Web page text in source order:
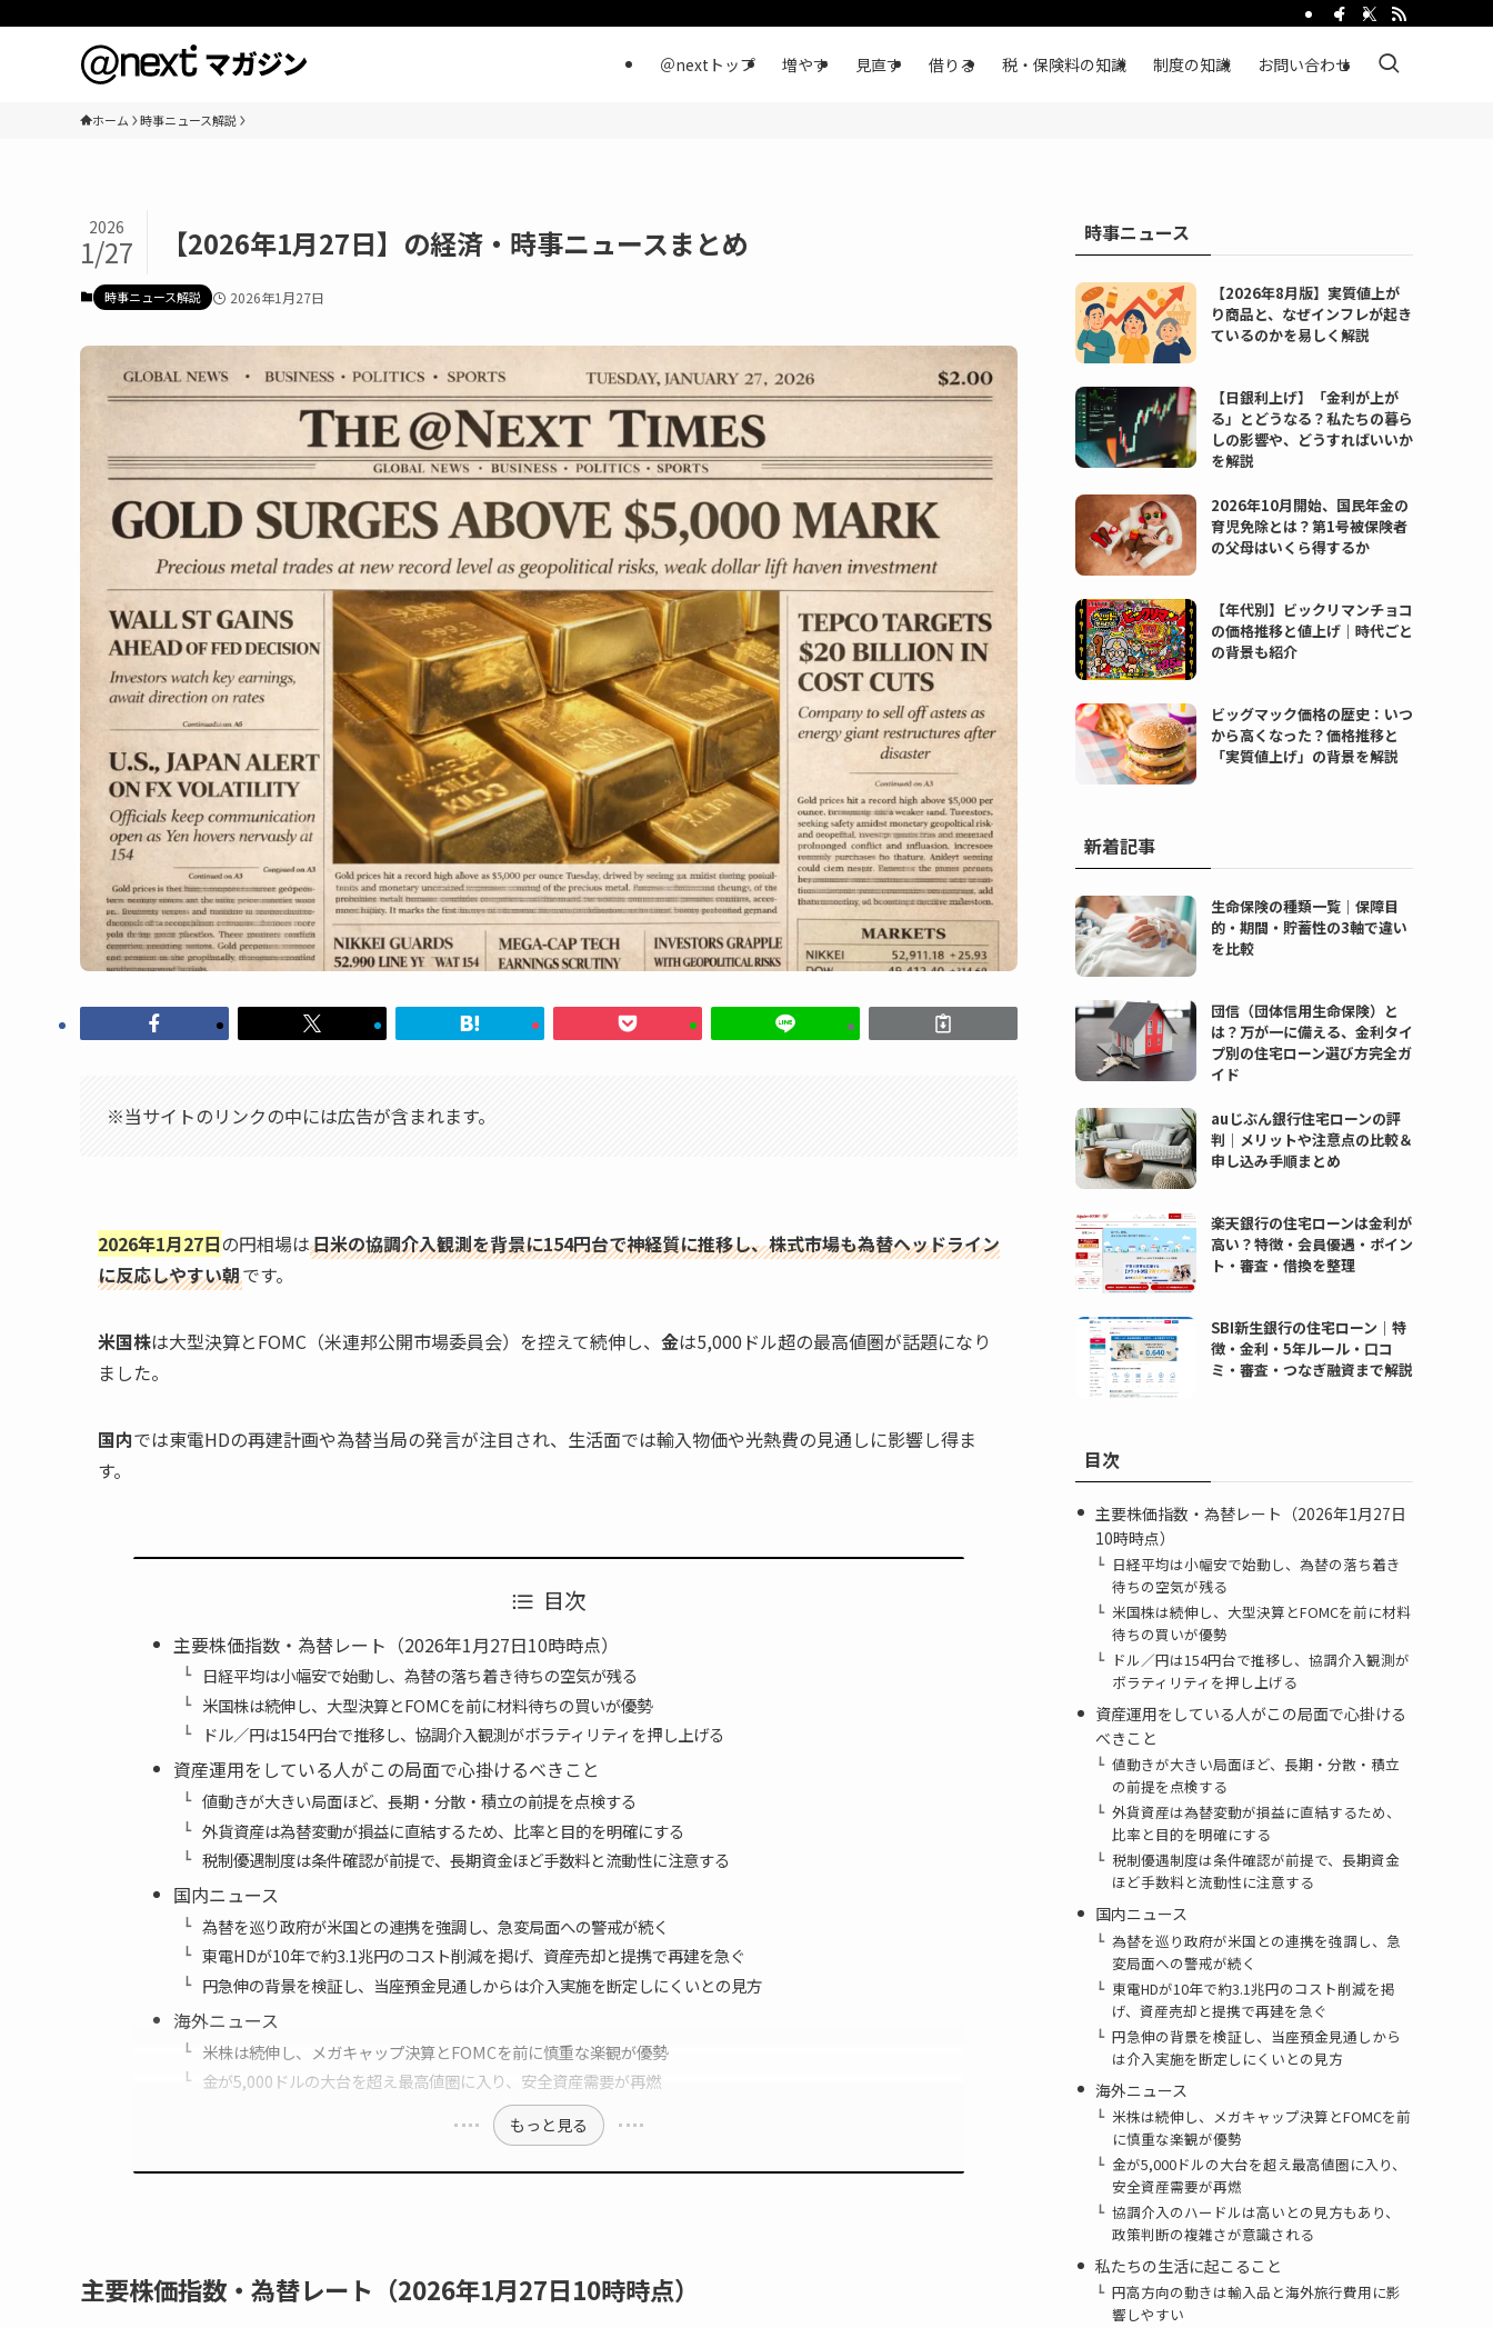
＠nextトップ 増やす 見直す 借りる 税・保険料の知識 制度の知識 お問い合わせ
ホーム 時事ニュース解説
【2026年1月27日】の経済・時事ニュースまとめ
2026
1/27
時事ニュース解説 2026年1月27日
※当サイトのリンクの中には広告が含まれます。
2026年1月27日の円相場は日米の協調介入観測を背景に154円台で神経質に推移し、株式市場も為替ヘッドライン
に反応しやすい朝です。
米国株は大型決算とFOMC（米連邦公開市場委員会）を控えて続伸し、 金は5,000ドル超の最高値圏が話題になり
ました。
国内では東電HDの再建計画や為替当局の発言が注目され、生活面では輸入物価や光熱費の見通しに影響し得ま
す。
目次
主要株価指数・為替レート（2026年1月27日10時時点）
日経平均は小幅安で始動し、為替の落ち着き待ちの空気が残る
米国株は続伸し、大型決算とFOMCを前に材料待ちの買いが優勢
ドル／円は154円台で推移し、協調介入観測がボラティリティを押し上げる
資産運用をしている人がこの局面で心掛けるべきこと
値動きが大きい局面ほど、長期・分散・積立の前提を点検する
外貨資産は為替変動が損益に直結するため、比率と目的を明確にする
税制優遇制度は条件確認が前提で、長期資金ほど手数料と流動性に注意する
国内ニュース
為替を巡り政府が米国との連携を強調し、急変局面への警戒が続く
東電HDが10年で約3.1兆円のコスト削減を掲げ、資産売却と提携で再建を急ぐ
円急伸の背景を検証し、当座預金見通しからは介入実施を断定しにくいとの見方
海外ニュース
米株は続伸し、メガキャップ決算とFOMCを前に慎重な楽観が優勢
金が5,000ドルの大台を超え最高値圏に入り、安全資産需要が再燃
もっと見る
主要株価指数・為替レート（2026年1月27日10時時点）
時事ニュース
【2026年8月版】実質値上が
り商品と、なぜインフレが起き
ているのかを易しく解説
【日銀利上げ】「金利が上が
る」とどうなる？私たちの暮ら
しの影響や、どうすればいいか
を解説
2026年10月開始、国民年金の
育児免除とは？第1号被保険者
の父母はいくら得するか
【年代別】ビックリマンチョコ
の価格推移と値上げ｜時代ごと
の背景も紹介
ビッグマック価格の歴史：いつ
から高くなった？価格推移と
「実質値上げ」の背景を解説
新着記事
生命保険の種類一覧｜保障目
的・期間・貯蓄性の3軸で違い
を比較
団信（団体信用生命保険）と
は？万が一に備える、金利タイ
プ別の住宅ローン選び方完全ガ
イド
auじぶん銀行住宅ローンの評
判｜メリットや注意点の比較＆
申し込み手順まとめ
楽天銀行の住宅ローンは金利が
高い？特徴・会員優遇・ポイン
ト・審査・借換を整理
SBI新生銀行の住宅ローン｜特
徴・金利・5年ルール・口コ
ミ・審査・つなぎ融資まで解説
目次
主要株価指数・為替レート（2026年1月27日
10時時点）
日経平均は小幅安で始動し、為替の落ち着き
待ちの空気が残る
米国株は続伸し、大型決算とFOMCを前に材料
待ちの買いが優勢
ドル／円は154円台で推移し、協調介入観測が
ボラティリティを押し上げる
資産運用をしている人がこの局面で心掛ける
べきこと
値動きが大きい局面ほど、長期・分散・積立
の前提を点検する
外貨資産は為替変動が損益に直結するため、
比率と目的を明確にする
税制優遇制度は条件確認が前提で、長期資金
ほど手数料と流動性に注意する
国内ニュース
為替を巡り政府が米国との連携を強調し、急
変局面への警戒が続く
東電HDが10年で約3.1兆円のコスト削減を掲
げ、資産売却と提携で再建を急ぐ
円急伸の背景を検証し、当座預金見通しから
は介入実施を断定しにくいとの見方
海外ニュース
米株は続伸し、メガキャップ決算とFOMCを前
に慎重な楽観が優勢
金が5,000ドルの大台を超え最高値圏に入り、
安全資産需要が再燃
協調介入のハードルは高いとの見方もあり、
政策判断の複雑さが意識される
私たちの生活に起こること
円高方向の動きは輸入品と海外旅行費用に影
響しやすい